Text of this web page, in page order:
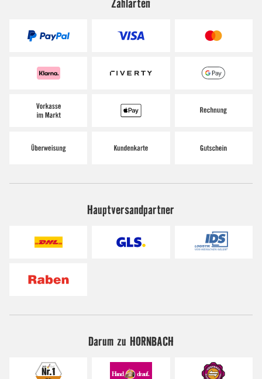
Hauptversandpartner
Darum zu HORNBACH